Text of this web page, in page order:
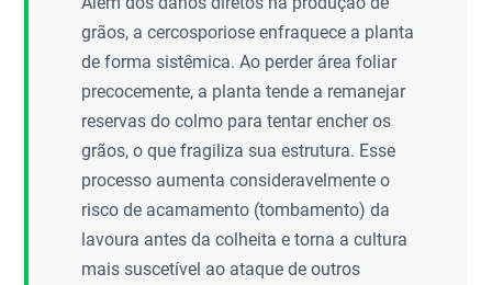
grãos, a cercosporiose enfraquece a planta
de forma sistêmica. Ao perder área foliar
precocemente, a planta tende a remanejar
reservas do colmo para tentar encher os
grãos, o que fragiliza sua estrutura. Esse
processo aumenta consideravelmente o
risco de acamamento (tombamento) da
lavoura antes da colheita e torna a cultura
mais suscetível ao ataque de outros